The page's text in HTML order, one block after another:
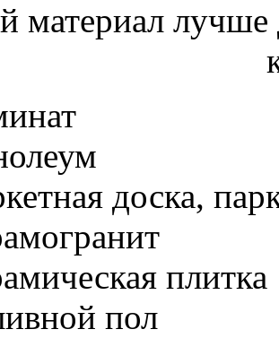
материал
доска,
плитка
пол